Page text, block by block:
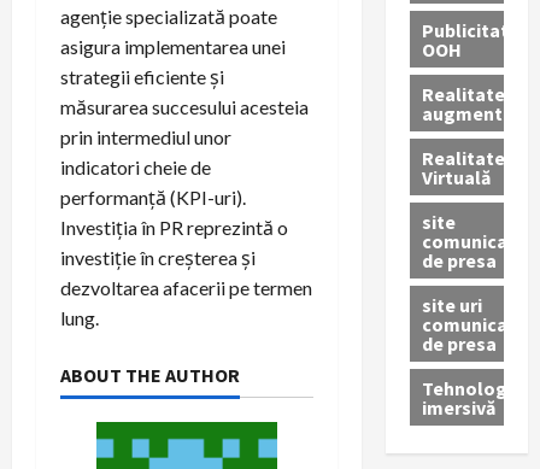
agenție specializată poate
asigura implementarea unei
strategii eficiente și
măsurarea succesului acesteia
prin intermediul unor
indicatori cheie de
performanță (KPI-uri).
Investiția în PR reprezintă o
investiție în creșterea și
dezvoltarea afacerii pe termen
lung.
ABOUT THE AUTHOR
Publicitate
OOH
Realitatea
augmentată
Realitatea
Virtuală
site
comunicate
de presa
site uri
comunicate
de presa
Tehnologie
imersivă